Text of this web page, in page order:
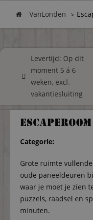
VanLonden
Levertijd: Op dit
moment 5 á 6
weken, excl.
vakantiesluiting
Categorie:
Grote ruimte
oude paneeldeuren
waar je moet je zien
puzzels, raadsel en
minuten.